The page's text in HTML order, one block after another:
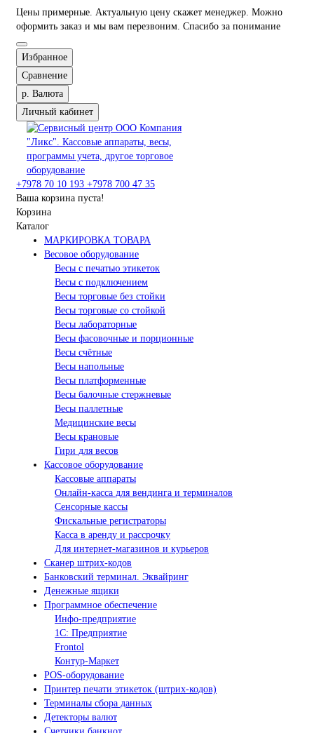
Цены примерные. Актуальную цену скажет менеджер. Можно
оформить заказ и мы вам перезвоним. Спасибо за понимание
Избранное
Сравнение
р. Валюта
Личный кабинет
+7978 70 10 193 +7978 700 47 35
Ваша корзина пуста!
Корзина
Каталог
МАРКИРОВКА ТОВАРА
Весовое оборудование
Весы с печатью этикеток
Весы с подключением
Весы торговые без стойки
Весы торговые со стойкой
Весы лабораторные
Весы фасовочные и порционные
Весы счётные
Весы напольные
Весы платформенные
Весы балочные стержневые
Весы паллетные
Медицинские весы
Весы крановые
Гири для весов
Кассовое оборудование
Кассовые аппараты
Онлайн-касса для вендинга и терминалов
Сенсорные кассы
Фискальные регистраторы
Касса в аренду и рассрочку
Для интернет-магазинов и курьеров
Сканер штрих-кодов
Банковский терминал. Эквайринг
Денежные ящики
Программное обеспечение
Инфо-предприятие
1С: Предприятие
Frontol
Контур-Маркет
POS-оборудование
Принтер печати этикеток (штрих-кодов)
Терминалы сбора данных
Детекторы валют